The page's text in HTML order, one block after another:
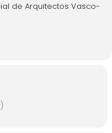
de Arquitectos Vasco-